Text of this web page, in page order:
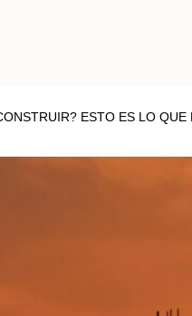
ESTO ES LO